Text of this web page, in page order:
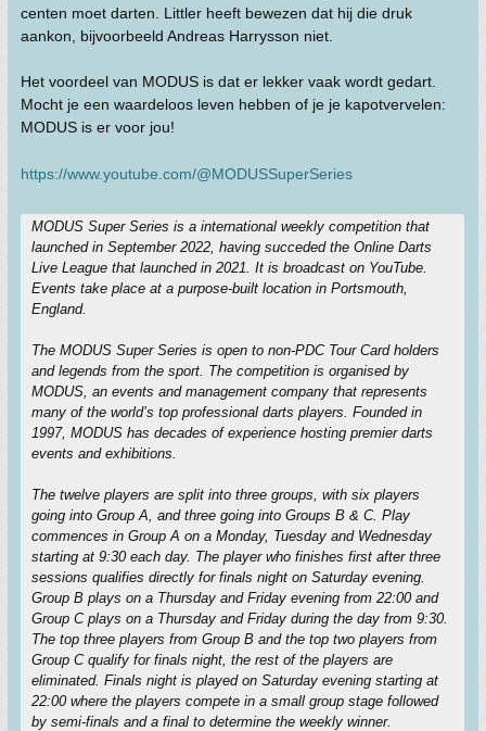
centen moet darten. Littler heeft bewezen dat hij die druk
aankon, bijvoorbeeld Andreas Harrysson niet.
Het voordeel van MODUS is dat er lekker vaak wordt gedart.
Mocht je een waardeloos leven hebben of je je kapotvervelen:
MODUS is er voor jou!
https://www.youtube.com/@MODUSSuperSeries
MODUS Super Series is a international weekly competition that
launched in September 2022, having succeded the Online Darts
Live League that launched in 2021. It is broadcast on YouTube.
Events take place at a purpose-built location in Portsmouth,
England.
The MODUS Super Series is open to non-PDC Tour Card holders
and legends from the sport. The competition is organised by
MODUS, an events and management company that represents
many of the world’s top professional darts players. Founded in
1997, MODUS has decades of experience hosting premier darts
events and exhibitions.
The twelve players are split into three groups, with six players
going into Group A, and three going into Groups B & C. Play
commences in Group A on a Monday, Tuesday and Wednesday
starting at 9:30 each day. The player who finishes first after three
sessions qualifies directly for finals night on Saturday evening.
Group B plays on a Thursday and Friday evening from 22:00 and
Group C plays on a Thursday and Friday during the day from 9:30.
The top three players from Group B and the top two players from
Group C qualify for finals night, the rest of the players are
eliminated. Finals night is played on Saturday evening starting at
22:00 where the players compete in a small group stage followed
by semi-finals and a final to determine the weekly winner.